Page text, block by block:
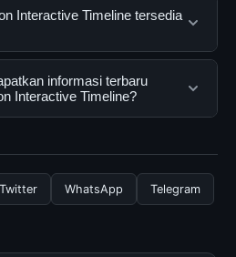
Timeline adalah layanan
membantu pengguna
lengkap dan terpercaya. Anda
dengan mengunjungi situs
yang tersedia.
Interactive Timeline tersedia
Timeline dapat diakses
pengguna. Tidak ada biaya
yang diperlukan untuk
informasi terbaru
Interactive Timeline?
berkala. Kami selalu
informasi terkini dan
Twitter WhatsApp Telegram